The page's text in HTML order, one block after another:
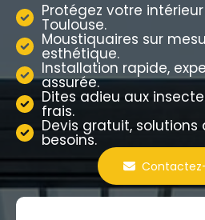
Protégez votre
Toulouse.
Moustiquaires sur
esthétique.
Installation rapide,
assurée.
Dites adieu aux
frais.
Devis gratuit,
besoins.